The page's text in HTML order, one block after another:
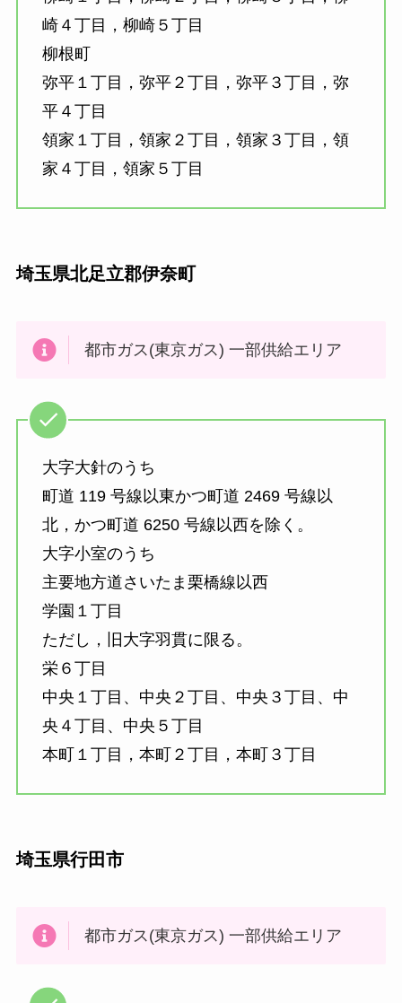
崎４丁目，柳崎５丁目
柳根町
弥平１丁目，弥平２丁目，弥平３丁目，弥
平４丁目
領家１丁目，領家２丁目，領家３丁目，領
家４丁目，領家５丁目
埼玉県北足立郡伊奈町
都市ガス(東京ガス) 一部供給エリア
大字大針のうち
町道 119 号線以東かつ町道 2469 号線以
北，かつ町道 6250 号線以西を除く。
大字小室のうち
主要地方道さいたま栗橋線以西
学園１丁目
ただし，旧大字羽貫に限る。
栄６丁目
中央１丁目、中央２丁目、中央３丁目、中
央４丁目、中央５丁目
本町１丁目，本町２丁目，本町３丁目
埼玉県行田市
都市ガス(東京ガス) 一部供給エリア